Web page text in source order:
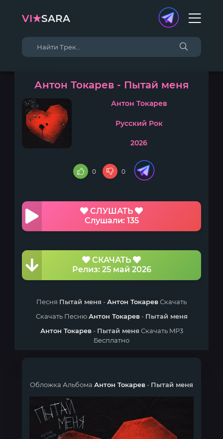
VI★SARA
Антон Токарев - Пытай меня
Антон Токарев
Русский Рок
2026
0 0
СЛУШАТЬ
Слушали: 135
СКАЧАТЬ
Релиз: 25 май 2026
Песня Пытай меня -Антон ТокаревСкачать
Скачать ПеснюАнтон Токарев- Пытай меня
Антон Токарев- Пытай меня Скачать MP3
Бесплатно
Обложка Альбома Антон Токарев- Пытай меня